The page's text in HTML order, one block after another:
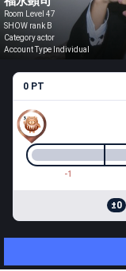
Room Level 47
SHOW rank B
Category actor
Account Type Individual
0 PT
-1
±0